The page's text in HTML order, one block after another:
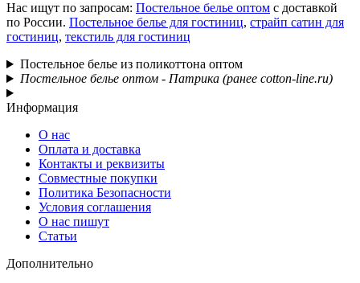
Нас ищут по запросам: Постельное белье оптом с доставкой
по России. Постельное белье для гостиниц, страйп сатин для
гостиниц, текстиль для гостиниц
Постельное белье из поликоттона оптом
Постельное белье оптом - Патрика (ранее cotton-line.ru)
Информация
О нас
Оплата и доставка
Контакты и реквизиты
Совместные покупки
Политика Безопасности
Условия соглашения
О нас пишут
Статьи
Дополнительно